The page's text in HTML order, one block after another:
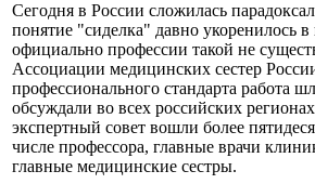
Сегодня в России сложилась
понятие "сиделка" давно укоренилось
официально профессии такой не
Ассоциации медицинских сестер
профессионального стандарта работа
обсуждали во всех российских
экспертный совет вошли более
числе профессора, главные врачи
главные медицинские сестры.